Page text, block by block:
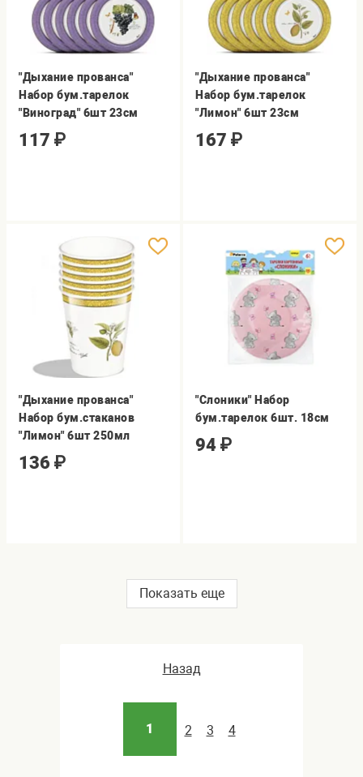
"Дыхание прованса"
Набор бум.тарелок
"Виноград" 6шт 23см
117 ₽
"Дыхание прованса"
Набор бум.тарелок
"Лимон" 6шт 23см
167 ₽
"Дыхание прованса"
Набор бум.стаканов
"Лимон" 6шт 250мл
136 ₽
"Слоники" Набор
бум.тарелок 6шт. 18см
94 ₽
Показать еще
Назад
1 2 3 4